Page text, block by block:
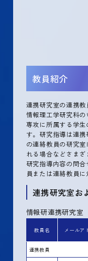
教員紹介
連携研究室の連携
情報理工学研究科
専攻に所属する学
す。研究指導は連
の連絡教員の研究
れる場合などさまざ
研究指導内容の問
員または連絡教員に
連携研究室お
情報研連携研究室
教員名 メールア
連携教員